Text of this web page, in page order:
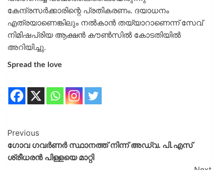
കേന്ദ്രസര്‍ക്കാരിന്റെ പ്രതികരണം. ദയാധനം
എത്രയാണെങ്കിലും നല്‍കാന്‍ തയ്യാറാണെന്ന് സേവ്
നിമിഷപ്രിയ ആക്ഷന്‍ കൗണ്‍സില്‍ കോടതിയില്‍
അറിയിച്ചു.
Spread the love
Previous
ഗോവ ഗവർണർ സ്ഥാനത്ത് നിന്ന് അഡ്വ. പി.എസ്
ശ്രീധരൻ പിള്ളയെ മാറ്റി